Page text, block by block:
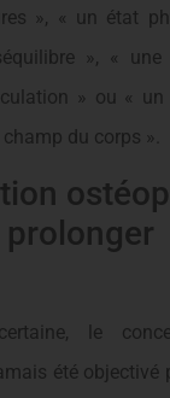
», « un état
», «
» ou «
du corps ».
le
été